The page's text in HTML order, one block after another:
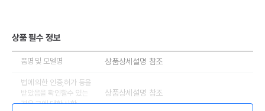
상품 필수 정보
품명 및 모델명 상품상세설명 참조
법에 의한 인증,허가 등을
받았음을 확인할수 있는
경우 그에 대한 사항
상품상세설명 참조